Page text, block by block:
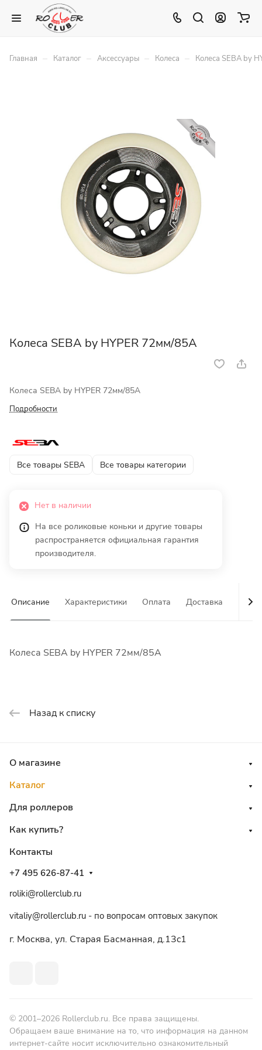
Главная – Каталог – Аксессуары – Колеса – Колеса SEBA by
Колеса SEBA by HYPER 72мм/85A
Колеса SEBA by HYPER 72мм/85A
Подробности
Все товары SEBA Все товары категории
Нет в наличии
На все роликовые коньки и другие товары
распространяется официальная гарантия
производителя.
Описание Характеристики Оплата Доставка
Колеса SEBA by HYPER 72мм/85A
Назад к списку
О магазине
Каталог
Для роллеров
Как купить?
Контакты
+7 495 626-87-41
roliki@rollerclub.ru
vitaliy@rollerclub.ru - по вопросам оптовых закупок
г. Москва, ул. Старая Басманная, д.13c1
© 2001–2026 Rollerclub.ru. Все права защищены.
Обращаем ваше внимание на то, что информация на данном
интернет-сайте носит исключительно ознакомительный